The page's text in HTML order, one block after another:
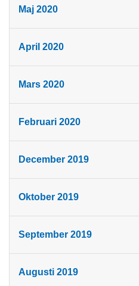
Maj 2020
April 2020
Mars 2020
Februari 2020
December 2019
Oktober 2019
September 2019
Augusti 2019